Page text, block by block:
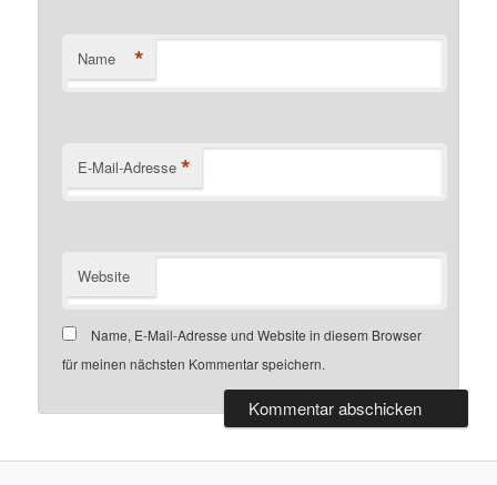
Name *
E-Mail-Adresse *
Website
Name, E-Mail-Adresse und Website in diesem Browser
für meinen nächsten Kommentar speichern.